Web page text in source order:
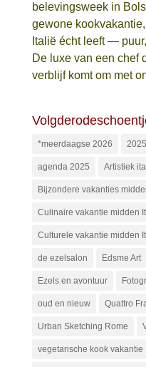
belevingsweek in
gewone
Italië écht leeft —
De luxe van een chef
verblijf komt om met
*meerdaagse 2026 2025
agenda 2025 Artistiek
Bijzondere vakanties
Culinaire vakantie midden
Culturele vakantie midden
de ezelsalon Edsme Art
Ezels en avontuur
oud en nieuw Quattro
Urban Sketching Rome
vegetarische kook vakantie